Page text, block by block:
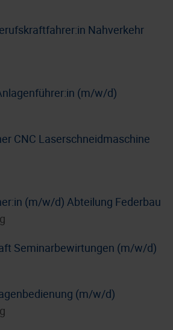
Nahverkehr
(m/w/d)
CNC Laserschneidmaschine
(m/w/d) Abteilung Federbau
Seminarbewirtungen (m/w/d)
(m/w/d)